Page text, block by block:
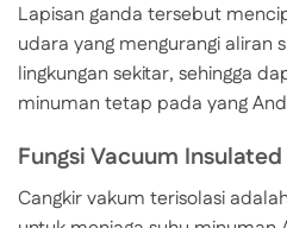
Lapisan ganda tersebut
udara yang mengurangi aliran
lingkungan sekitar, sehingga
minuman tetap pada yang
Fungsi Vacuum
Cangkir vakum terisolasi